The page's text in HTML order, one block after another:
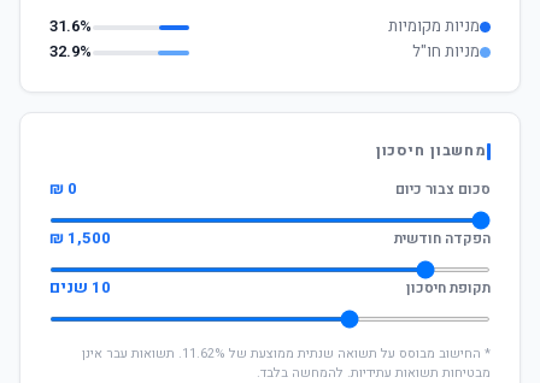
מניות מקומיות
31.6%
מניות חו"ל
32.9%
מחשבון חיסכון
סכום צבור כיום
0 ₪
הפקדה חודשית 1,500 ₪
תקופת חיסכון 10 שנים
* החישוב מבוסס על תשואה שנתית ממוצעת של 11.62%. תשואות עבר אינן
מבטיחות תשואות עתידיות. להמחשה בלבד.